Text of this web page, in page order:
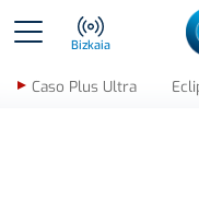
Bizkaia
Caso Plus Ultra